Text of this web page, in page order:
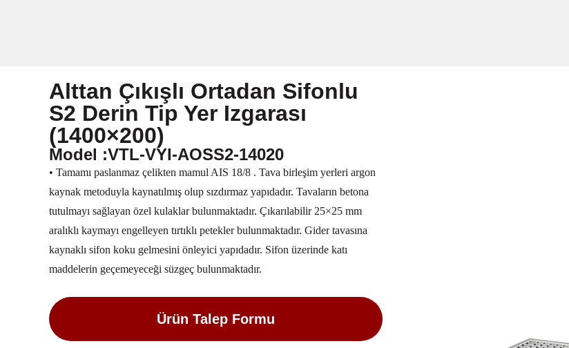
Alttan Çıkışlı Ortadan Sifonlu
S2 Derin Tip Yer Izgarası
(1400×200)
Model :VTL-VYI-AOSS2-14020
• Tamamı paslanmaz çelikten mamul AIS 18/8 . Tava birleşim yerleri argon
kaynak metoduyla kaynatılmış olup sızdırmaz yapıdadır. Tavaların betona
tutulmayı sağlayan özel kulaklar bulunmaktadır. Çıkarılabilir 25×25 mm
aralıklı kaymayı engelleyen tırtıklı petekler bulunmaktadır. Gider tavasına
kaynaklı sifon koku gelmesini önleyici yapıdadır. Sifon üzerinde katı
maddelerin geçemeyeceği süzgeç bulunmaktadır.
Ürün Talep Formu